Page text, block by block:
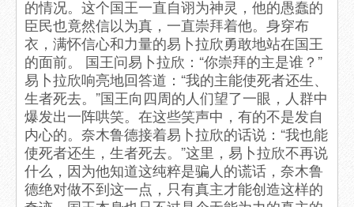
的情况。这个国王一直自诩为神灵，他的愚蠢的
臣民也竟然信以为真，一直崇拜着他。身穿布
衣，满怀信心和力量的易卜拉欣勇敢地站在国王
的面前。 国王问易卜拉欣：“你崇拜的主是谁？”
易卜拉欣响亮地回答道：“我的主能使死者还生、
生者死去。”国王向四周的人们望了一眼，人群中
爆发出一阵哄笑。在这些笑声中，有的不是发自
内心的。奈木鲁德接着易卜拉欣的话说：“我也能
使死者还生，生者死去。”这里，易卜拉欣不再说
什么，因为他知道这纯粹是骗人的谎话，奈木鲁
德绝对做不到这一点，只有真主才能创造这样的